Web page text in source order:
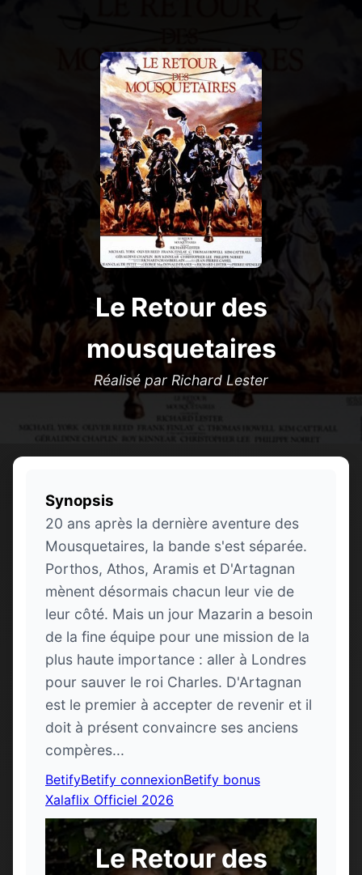
Le Retour des
mousquetaires
Réalisé par Richard Lester
Synopsis
20 ans après la dernière aventure des
Mousquetaires, la bande s'est séparée.
Porthos, Athos, Aramis et D'Artagnan
mènent désormais chacun leur vie de
leur côté. Mais un jour Mazarin a besoin
de la fine équipe pour une mission de la
plus haute importance : aller à Londres
pour sauver le roi Charles. D'Artagnan
est le premier à accepter de revenir et il
doit à présent convaincre ses anciens
compères...
BetifyBetify connexionBetify bonus
Xalaflix Officiel 2026
Le Retour des